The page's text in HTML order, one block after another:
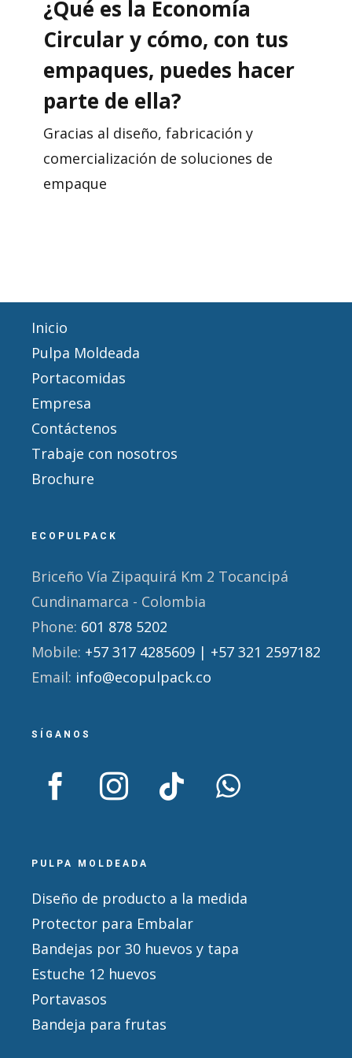
¿Qué es la Economía
Circular y cómo, con tus
empaques, puedes hacer
parte de ella?
Gracias al diseño, fabricación y
comercialización de soluciones de
empaque
Inicio
Pulpa Moldeada
Portacomidas
Empresa
Contáctenos
Trabaje con nosotros
Brochure
ECOPULPACK
Briceño Vía Zipaquirá Km 2 Tocancipá
Cundinamarca - Colombia
Phone: 601 878 5202
Mobile: +57 317 4285609 | +57 321 2597182
Email: info@ecopulpack.co
SÍGANOS
PULPA MOLDEADA
Diseño de producto a la medida
Protector para Embalar
Bandejas por 30 huevos y tapa
Estuche 12 huevos
Portavasos
Bandeja para frutas